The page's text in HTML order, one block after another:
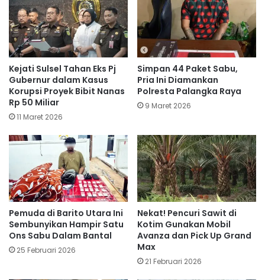
Kejati Sulsel Tahan Eks Pj
Gubernur dalam Kasus
Korupsi Proyek Bibit Nanas
Rp 50 Miliar
11 Maret 2026
Simpan 44 Paket Sabu,
Pria Ini Diamankan
Polresta Palangka Raya
9 Maret 2026
Pemuda di Barito Utara Ini
Sembunyikan Hampir Satu
Ons Sabu Dalam Bantal
25 Februari 2026
Nekat! Pencuri Sawit di
Kotim Gunakan Mobil
Avanza dan Pick Up Grand
Max
21 Februari 2026